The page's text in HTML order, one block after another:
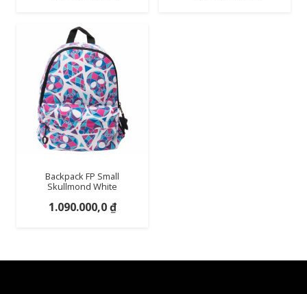
Backpack FP Small
Skullmond White
1.090.000,0₫